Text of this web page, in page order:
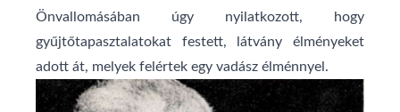
Önvallomásában úgy nyilatkozott, hogy
gyűjtőtapasztalatokat festett, látvány élményeket
adott át, melyek felértek egy vadász élménnyel.